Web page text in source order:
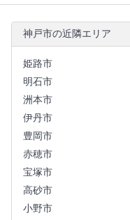
神戸市の近隣エリア
姫路市
明石市
洲本市
伊丹市
豊岡市
赤穂市
宝塚市
高砂市
小野市